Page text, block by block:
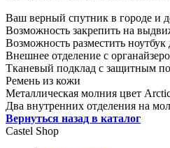
Ваш верный спутник в городе и
Возможность закрепить на
Возможность разместить
Внешнее отделение с
Тканевый подклад с защитным
Ремень из кожи
Металлическая молния цвет
Два внутренних отделения на
Вернуться назад в каталог
Castel Shop